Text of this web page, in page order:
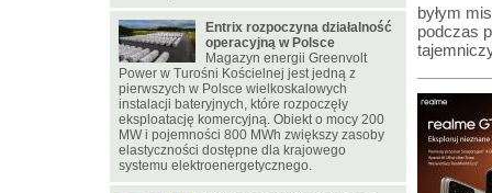
byłym
podczas
Entrix rozpoczyna działalność
operacyjną w Polsce
Magazyn energii Greenvolt
Power w Turośni Kościelnej jest jedną z
pierwszych w Polsce wielkoskalowych
instalacji bateryjnych, które rozpoczęły
eksploatację komercyjną. Obiekt o mocy 200
MW i pojemności 800 MWh zwiększy zasoby
elastyczności dostępne dla krajowego
systemu elektroenergetycznego.